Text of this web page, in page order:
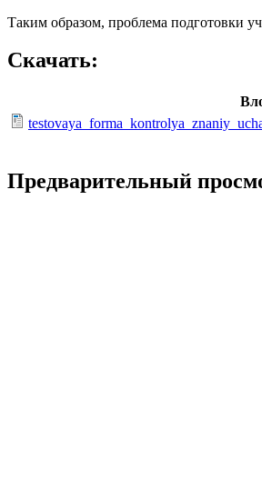
Таким образом, проблема подготовки
Скачать:
Предварительный